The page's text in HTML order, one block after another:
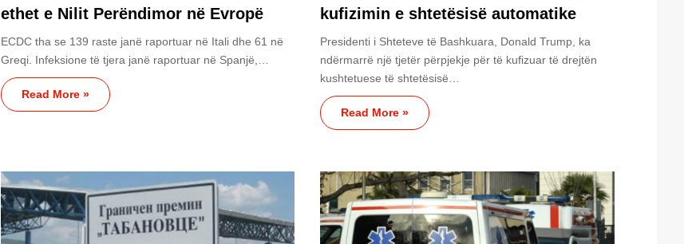
ethet e Nilit Perëndimor në Evropë
ECDC tha se 139 raste janë raportuar në Itali dhe 61 në
Greqi. Infeksione të tjera janë raportuar në Spanjë,…
Read More »
kufizimin e shtetësisë automatike
Presidenti i Shteteve të Bashkuara, Donald Trump, ka
ndërmarrë një tjetër përpjekje për të kufizuar të drejtën
kushtetuese të shtetësisë…
Read More »